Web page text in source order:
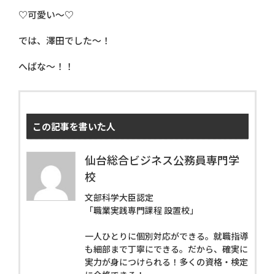
♡可愛い～♡
では、澤田でした～！
へばな～！！
この記事を書いた人
仙台総合ビジネス公務員専門学
校
文部科学大臣認定
「職業実践専門課程 設置校」
一人ひとりに個別対応ができる。就職指導
も細部まで丁寧にできる。だから、確実に
実力が身につけられる！多くの資格・検定